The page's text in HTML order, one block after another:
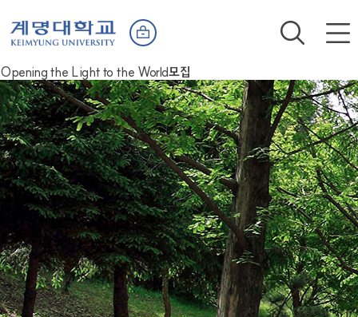
Opening the Light to the World모집